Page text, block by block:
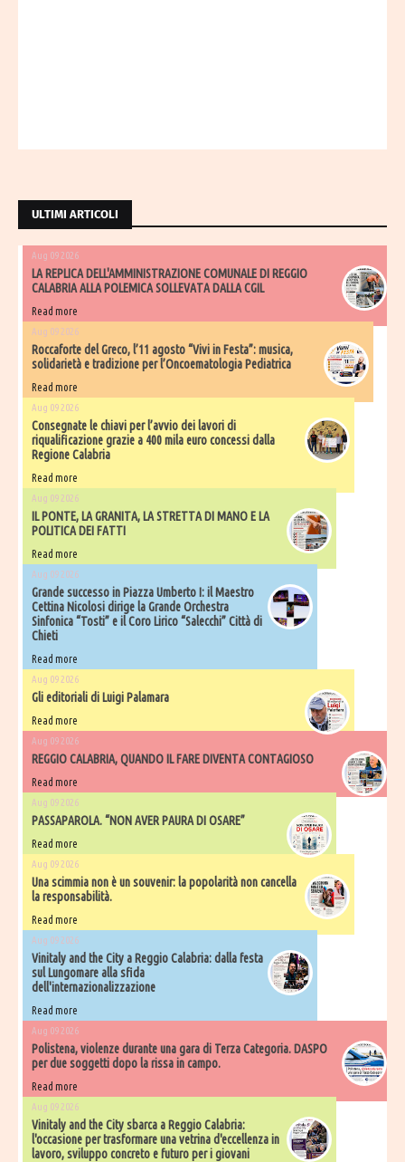
ULTIMI ARTICOLI
Aug 09 2026
LA REPLICA DELL'AMMINISTRAZIONE COMUNALE DI REGGIO
CALABRIA ALLA POLEMICA SOLLEVATA DALLA CGIL
Read more
Aug 09 2026
Roccaforte del Greco, l’11 agosto “Vivi in Festa”: musica,
solidarietà e tradizione per l’Oncoematologia Pediatrica
Read more
Aug 09 2026
Consegnate le chiavi per l’avvio dei lavori di
riqualificazione grazie a 400 mila euro concessi dalla
Regione Calabria
Read more
Aug 09 2026
IL PONTE, LA GRANITA, LA STRETTA DI MANO E LA
POLITICA DEI FATTI
Read more
Aug 09 2026
Grande successo in Piazza Umberto I: il Maestro
Cettina Nicolosi dirige la Grande Orchestra
Sinfonica “Tosti” e il Coro Lirico “Salecchi” Città di
Chieti
Read more
Aug 09 2026
Gli editoriali di Luigi Palamara
Read more
Aug 09 2026
REGGIO CALABRIA, QUANDO IL FARE DIVENTA CONTAGIOSO
Read more
Aug 09 2026
PASSAPAROLA. “NON AVER PAURA DI OSARE”
Read more
Aug 09 2026
Una scimmia non è un souvenir: la popolarità non cancella
la responsabilità.
Read more
Aug 09 2026
Vinitaly and the City a Reggio Calabria: dalla festa
sul Lungomare alla sfida
dell'internazionalizzazione
Read more
Aug 09 2026
Polistena, violenze durante una gara di Terza Categoria. DASPO
per due soggetti dopo la rissa in campo.
Read more
Aug 09 2026
Vinitaly and the City sbarca a Reggio Calabria:
l'occasione per trasformare una vetrina d'eccellenza in
lavoro, sviluppo concreto e futuro per i giovani